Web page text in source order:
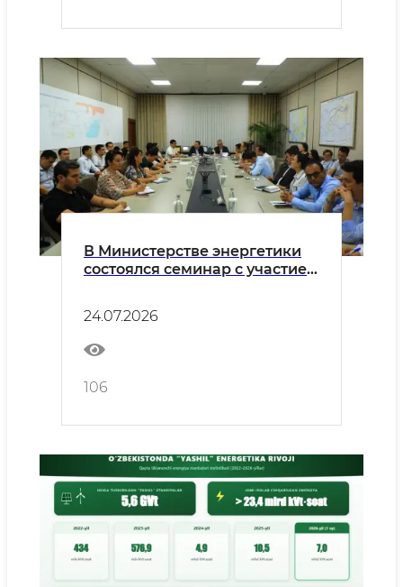
В Министерстве энергетики
состоялся семинар с участием
юстиции
24.07.2026
106